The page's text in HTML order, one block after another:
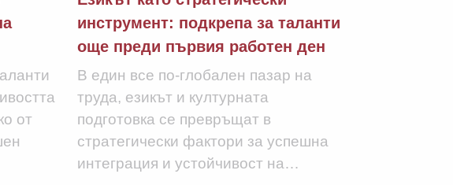
от
инструмент: подкрепа за таланти
още преди първия работен ден
В един все по-глобален пазар на
труда, езикът и културната
подготовка се превръщат в
стратегически фактори за успешна
интеграция и устойчивост на…